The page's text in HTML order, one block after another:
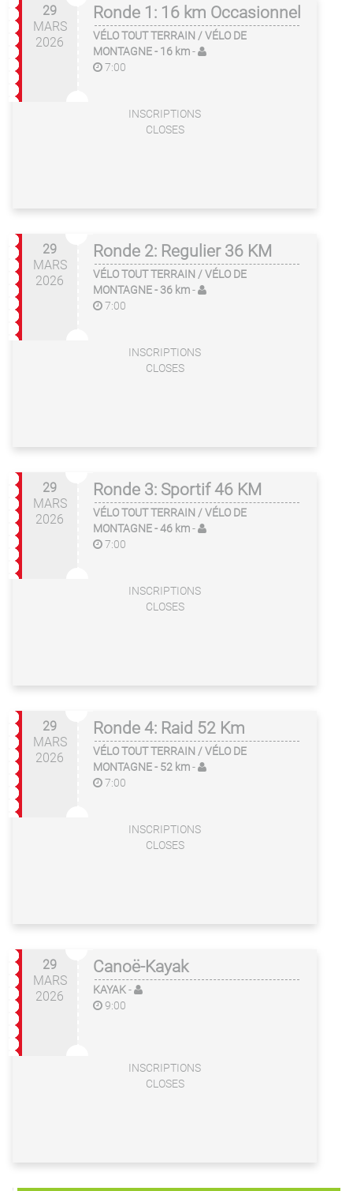
29
MARS
2026
Ronde 1: 16 km Occasionnel
VÉLO TOUT TERRAIN / VÉLO DE
MONTAGNE- 16 km-
7:00
INSCRIPTIONS
CLOSES
29
MARS
2026
Ronde 2: Regulier 36 KM
VÉLO TOUT TERRAIN / VÉLO DE
MONTAGNE- 36 km-
7:00
INSCRIPTIONS
CLOSES
29
MARS
2026
Ronde 3: Sportif 46 KM
VÉLO TOUT TERRAIN / VÉLO DE
MONTAGNE- 46 km-
7:00
INSCRIPTIONS
CLOSES
29
MARS
2026
Ronde 4: Raid 52 Km
VÉLO TOUT TERRAIN / VÉLO DE
MONTAGNE- 52 km-
7:00
INSCRIPTIONS
CLOSES
29
MARS
2026
Canoë-Kayak
KAYAK-
9:00
INSCRIPTIONS
CLOSES